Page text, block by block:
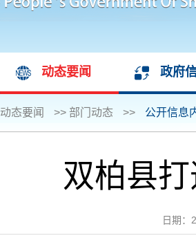
动态要闻 政府
动态要闻 >> 部门动态 >> 公开信息
双柏县
日期